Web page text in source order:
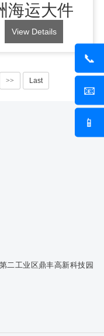
📞
📧
📱
海运大件
View Details
>> Last
二工业区鼎丰高新科技园